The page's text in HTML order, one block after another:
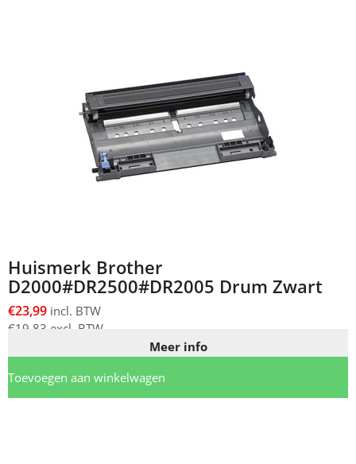
Huismerk Brother
D2000#DR2500#DR2005 Drum Zwart
€23,99 incl. BTW
€19,83 excl. BTW
Meer info
Toevoegen aan winkelwagen